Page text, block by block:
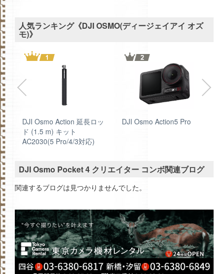
人気ランキング《DJI OSMO(ディージェイアイ オズ
モ)》
DJI Osmo Action 延長ロッ
ド (1.5 m) キット
AC2030(5 Pro/4/3対応)
DJI Osmo Action5 Pro
DJI Osmo Pocket 4 クリエイター コンボ関連ブログ
関連するブログは見つかりませんでした。